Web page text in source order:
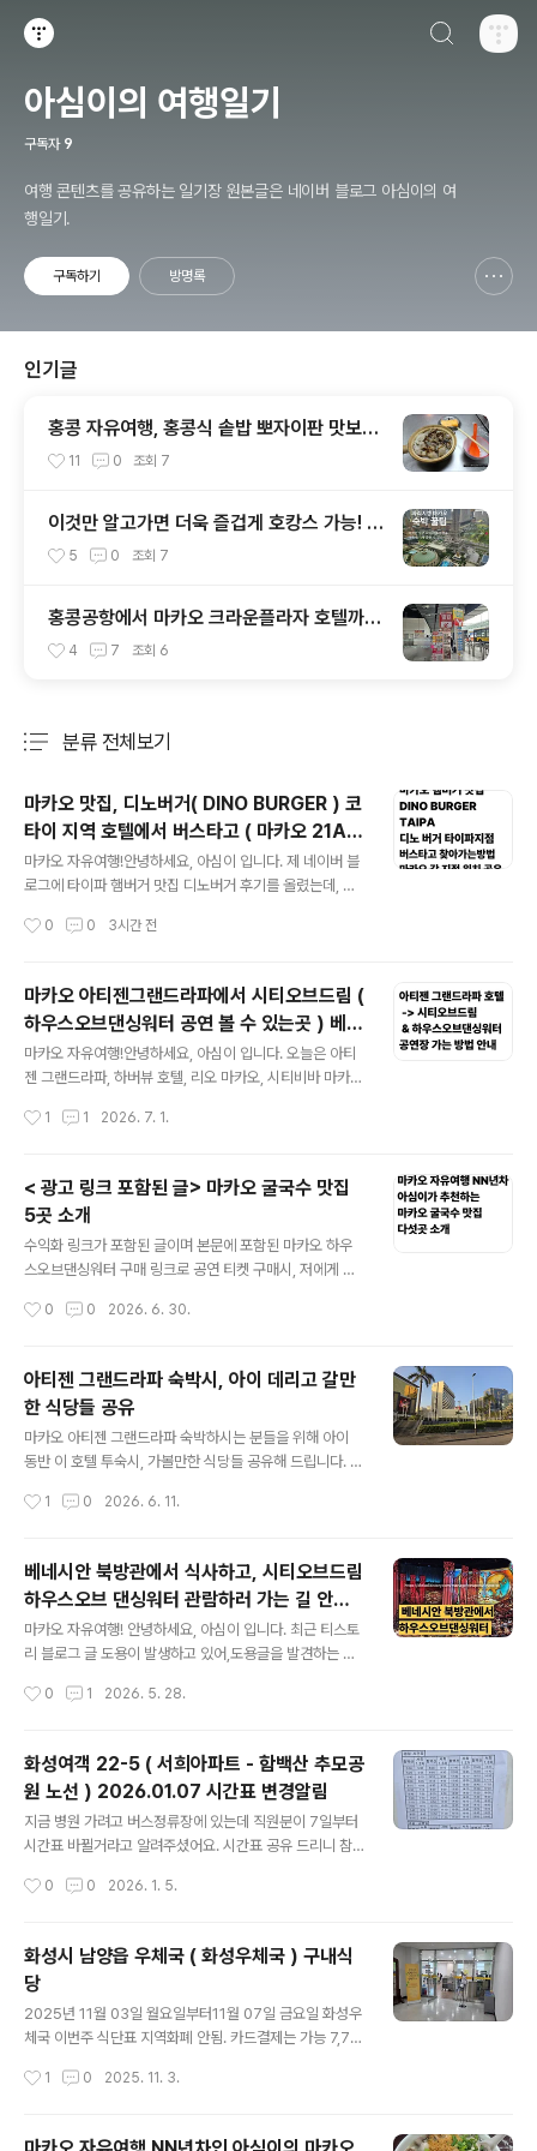
아심이의 여행일기
구독자 9
여행 콘텐츠를 공유하는 일기장 원본글은 네이버 블로그 아심이의 여
행일기.
구독하기 방명록
인기글
홍콩 자유여행, 홍콩식 솥밥 뽀자이판 맛보기
- Hing Kee Claypot Rice
11 0 조회 7
이것만 알고가면 더욱 즐겁게 호캉스 가능! 파
리지앵 마카오 ( The Parisian Macao ) 호
5 0 조회 7
홍콩공항에서 마카오 크라운플라자 호텔까지
가는 방법 ( HZMB 버스 이용 & 마카오 101
4 7 조회 6
분류 전체보기
마카오 맛집, 디노버거( DINO BURGER ) 코
타이 지역 호텔에서 버스타고 ( 마카오 21A &
25번 버스 ) 타고 찾아가는 방법 안내
마카오 자유여행!안녕하세요, 아심이 입니다. 제 네이버 블
로그에 타이파 햄버거 맛집 디노버거 후기를 올렸는데, 제
호텔에서 찾아가는 방법까지 같이 올렸어요! 그런데 타 호
아가고 싶으신 분들을 위해 21A 혹은 25번 버스 타고 찾
아가는 방법을 이 글에서 공유해 드리니 참고하시기 바랍
니다.네이버 블로그 원본글에 같이 알려주지 않는 이유글
을 어렵게 설명한다, 유명한 곳에서 찾아가는 방법을 설명
해야 한다 이런 댓글이 달린적이 있어요 ㅠ.ㅠ 정보를 알려
저도 남는게 있어야 해서,몇몇 정보는 티스토리 블로그에
0 0 3시간 전
마카오 아티젠그랜드라파에서 시티오브드림 (
하우스오브댄싱워터 공연 볼 수 있는곳 ) 베네
시안 & 런더너 셔틀 타고 가는 방법 안내 ( 성
인 분들은 이렇게 이동하는 방법도 가능해요 )
마카오 자유여행!안녕하세요, 아심이 입니다. 오늘은 아티
젠 그랜드라파, 하버뷰 호텔, 리오 마카오, 시티비바 마카
인으로만 구성되어 있어, 조금 걸어도 된다!!! 하시는 분들
더너 ) 이동해서, 거기서 하우스오브댄싱워터 관람할 수 있
는 시티오브드림가는 방법을 알려드립니다. 만약 아이동반
+ 더운 여름시기라서 난 거기 싫어!!! 무조건 시티오브드림
셔틀버스 타고 가고 싶어!!!하시는 분들은 https://blog.n
aver.com/dktladl1/224327388193 마카오 아티젠
볼 수 있는곳 ) 셔틀버마카오 자유여행! 안녕하세요, 아심..
1 1 2026. 7. 1.
< 광고 링크 포함된 글> 마카오 굴국수 맛집
5곳 소개
수익화 링크가 포함된 글이며 본문에 포함된 마카오 하우
스오브댄싱워터 구매 링크로 공연 티켓 구매시, 저에게 수
당부터 ​찾아가기 힘든곳까지 엄선해서 뽑은 마카오 굴국수
지 1*년차가 되었습니다.​마카오의 모든 굴국수 맛집들을
점령한건 아니지만, ​그래도 꽤 많은곳을 다녀왔다는 생각
이 들어, 특별히 선별해 본 마카오 굴국수 맛집 5곳을 소개
해 드립니다.​1.찾아가기 아주아주 어려운 곳 한곳 2.마카오
반도 세곳 ( 관광지 및 호텔과의 접근성이 편리 ) 3. 타이파
관련후기로 연결됩니다. 第一城咖啡美食 ( 제일성가배
0 0 2026. 6. 30.
아티젠 그랜드라파 숙박시, 아이 데리고 갈만
한 식당들 공유
마카오 아티젠 그랜드라파 숙박하시는 분들을 위해 아이
동반 이 호텔 투숙시, 가볼만한 식당들 공유해 드립니다. 마
AeRPkV9R3P6A Sopa de Fitae Café 신무이굴국수
점www.google.com 아티젠 그랜드라파 근처 차찬텡 ht
tps://maps.app.goo.gl/aQFQksTqHPLDKDz58 C
hou Kei (NAPE) · Edf. Jardim Fu Tat, 地舖G86號
R. de Paris, 마카오★★★★☆ · 음식점www.googl
e.com 아티젠 그랜드라파 근처 테판야키 가게 ( 한국인들
1 0 2026. 6. 11.
베네시안 북방관에서 식사하고, 시티오브드림
하우스오브 댄싱워터 관람하러 가는 길 안내 (
오늘 알려드리는 길은 호텔 외부로 걷는 방법
임, 여름에 걷는거 비추 이유:덥고 습해서 힘
듬 )
마카오 자유여행! 안녕하세요, 아심이 입니다. 최근 티스토
리 블로그 글 도용이 발생하고 있어,도용글을 발견하는 즉
중인 가 제가 운영하는 블로그임을 증빙해야 하는 관계로
넣은 사진을 게시할 예정입니다.사진이 지저분해도 양해해
주세요. 이에 네이버 혹은 티스토리 외의 블로그에 해당글
이 올라온경우도용된 게시물임을 알려드립니다.--------
------오늘은 베네시안 북방관에서 식사하고, 시티오브드
림 하우스오브 댄싱워터 관람하러 가는 길 알려드리려고
는길이 아닌, 호텔 외부로 걷는 길입니다. 그래서 많이 힘들
0 1 2026. 5. 28.
화성여객 22-5 ( 서희아파트 - 함백산 추모공
원 노선 ) 2026.01.07 시간표 변경알림
지금 병원 가려고 버스정류장에 있는데 직원분이 7일부터
시간표 바뀔거라고 알려주셨어요. 시간표 공유 드리니 참
0 0 2026. 1. 5.
화성시 남양읍 우체국 ( 화성우체국 ) 구내식
당
2025년 11월 03일 월요일부터11월 07일 금요일 화성우
체국 이번주 식단표 지역화폐 안됨. 카드결제는 가능 7,70
올리려고 함. 필요하신 분들께 도움이 되길.
1 0 2025. 11. 3.